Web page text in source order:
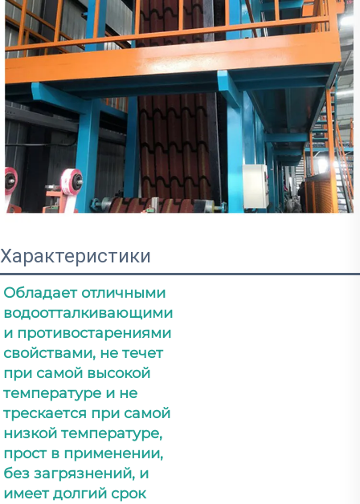
Характеристики
Обладает отличными
водоотталкивающими
и противостарениями
свойствами, не течет
при самой высокой
температуре и не
трескается при самой
низкой температуре,
прост в применении,
без загрязнений, и
имеет долгий срок